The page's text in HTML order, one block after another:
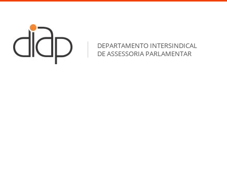
DEPARTAMENTO INTERSINDICAL
DE ASSESSORIA PARLAMENTAR